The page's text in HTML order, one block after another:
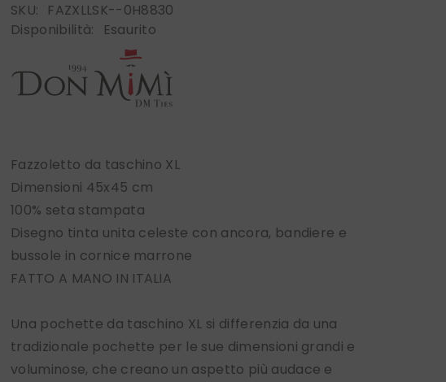
SKU:
FAZXLLSK--0H8830
Disponibilità:
Esaurito
Fazzoletto da taschino XL
Dimensioni 45x45 cm
100% seta stampata
Disegno tinta unita celeste con ancora, bandiere e
bussole in cornice marrone
FATTO A MANO IN ITALIA
Una pochette da taschino XL si differenzia da una
tradizionale pochette per le sue dimensioni grandi e
voluminose, che creano un aspetto più audace e